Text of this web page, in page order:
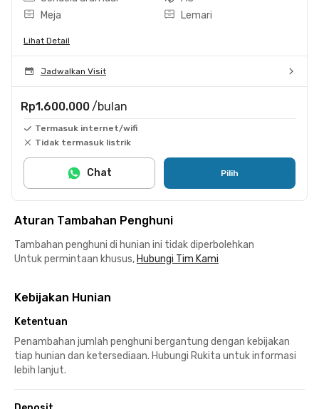
Meja
Lemari
Lihat Detail
Jadwalkan Visit
Rp1.600.000 /bulan
Termasuk internet/wifi
Tidak termasuk listrik
Pilih
Chat
Aturan Tambahan Penghuni
Tambahan penghuni di hunian ini tidak diperbolehkan
Untuk permintaan khusus, Hubungi Tim Kami
Kebijakan Hunian
Ketentuan
Penambahan jumlah penghuni bergantung dengan kebijakan
tiap hunian dan ketersediaan. Hubungi Rukita untuk informasi
lebih lanjut.